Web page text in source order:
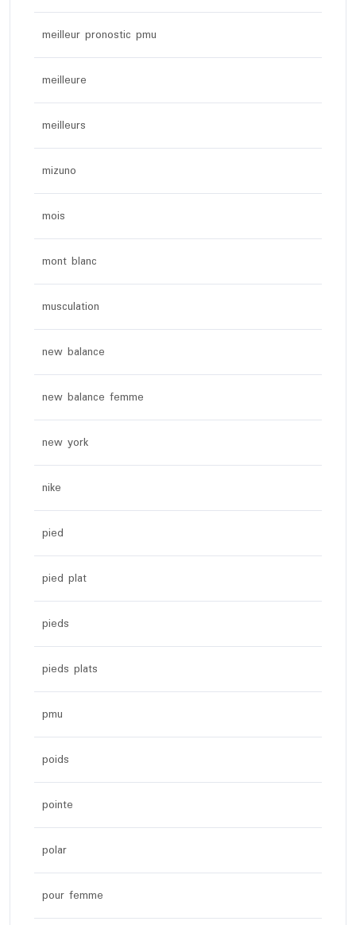
meilleur pronostic pmu
meilleure
meilleurs
mizuno
mois
mont blanc
musculation
new balance
new balance femme
new york
nike
pied
pied plat
pieds
pieds plats
pmu
poids
pointe
polar
pour femme